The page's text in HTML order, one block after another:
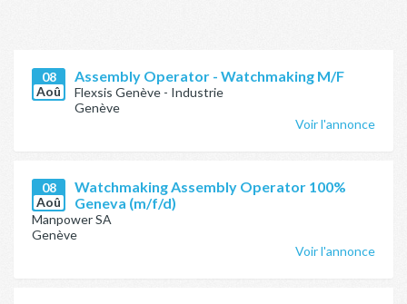
08
Aoû
Assembly Operator - Watchmaking M/F
Flexsis Genève - Industrie
Genève
Voir l'annonce
08
Aoû
Watchmaking Assembly Operator 100%
Geneva (m/f/d)
Manpower SA
Genève
Voir l'annonce